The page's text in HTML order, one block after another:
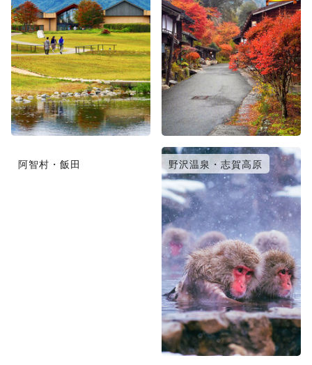
阿智村・飯田 野沢温泉・志賀高原